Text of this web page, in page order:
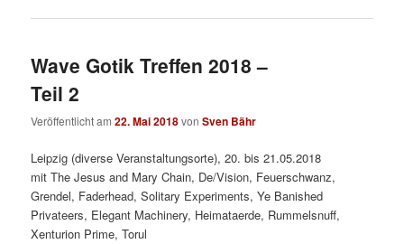
Wave Gotik Treffen 2018 –
Teil 2
Veröffentlicht am22. Mai 2018vonSven Bähr
Leipzig (diverse Veranstaltungsorte), 20. bis 21.05.2018
mit The Jesus and Mary Chain, De/Vision, Feuerschwanz,
Grendel, Faderhead, Solitary Experiments, Ye Banished
Privateers, Elegant Machinery, Heimataerde, Rummelsnuff,
Xenturion Prime, Torul